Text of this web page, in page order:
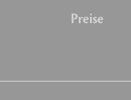
Preise